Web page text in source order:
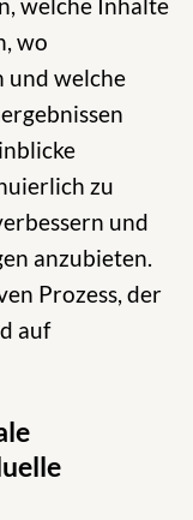
welche Inhalte
wo
und welche
zu
und
anzubieten.
Prozess, der
auf